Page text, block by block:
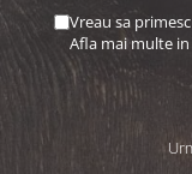
Vreau sa
Afla mai multe in